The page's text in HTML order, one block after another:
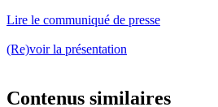
Lire le communiqué de presse
(Re)voir la présentation
Contenus similaires